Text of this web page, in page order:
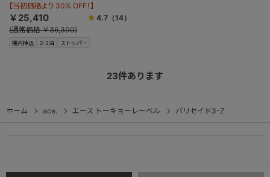
機内持込 2-3泊 ストッパー
【当初価格より 30% OFF！】
￥25,410 4.7（14）
(通常価格 ￥36,300)
23件あります
ホーム ace. エース トーキョーレーベル パリセイド3-Z